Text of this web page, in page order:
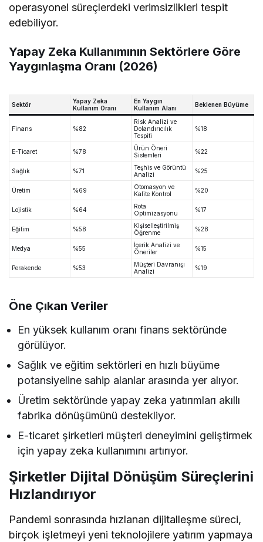
operasyonel süreçlerdeki verimsizlikleri tespit
edebiliyor.
Yapay Zeka Kullanımının Sektörlere Göre
Yaygınlaşma Oranı (2026)
Sektör
Yapay Zeka
Kullanım Oranı
En Yaygın
Kullanım Alanı
Beklenen Büyüme
Finans %82
Risk Analizi ve
Dolandırıcılık
Tespiti
%18
E-Ticaret %78
Ürün Öneri
Sistemleri
%22
Sağlık %71
Teşhis ve Görüntü
Analizi
%25
Üretim %69
Otomasyon ve
Kalite Kontrol
%20
Lojistik %64
Rota
Optimizasyonu
%17
Eğitim %58
Kişiselleştirilmiş
Öğrenme
%28
Medya %55
İçerik Analizi ve
Öneriler
%15
Perakende %53
Müşteri Davranışı
Analizi
%19
Öne Çıkan Veriler
En yüksek kullanım oranı finans sektöründe
görülüyor.
Sağlık ve eğitim sektörleri en hızlı büyüme
potansiyeline sahip alanlar arasında yer alıyor.
Üretim sektöründe yapay zeka yatırımları akıllı
fabrika dönüşümünü destekliyor.
E-ticaret şirketleri müşteri deneyimini geliştirmek
için yapay zeka kullanımını artırıyor.
Şirketler Dijital Dönüşüm Süreçlerini
Hızlandırıyor
Pandemi sonrasında hızlanan dijitalleşme süreci,
birçok işletmeyi yeni teknolojilere yatırım yapmaya